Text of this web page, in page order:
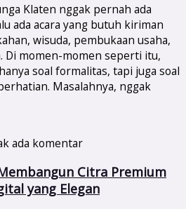
Klaten nggak pernah ada
ada acara yang butuh kiriman
wisuda, pembukaan usaha,
Di momen-momen seperti itu,
soal formalitas, tapi juga soal
Masalahnya, nggak
ada komentar
Citra Premium
yang Elegan